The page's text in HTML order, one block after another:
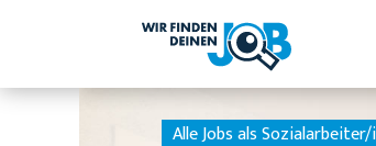
Alle Jobs als